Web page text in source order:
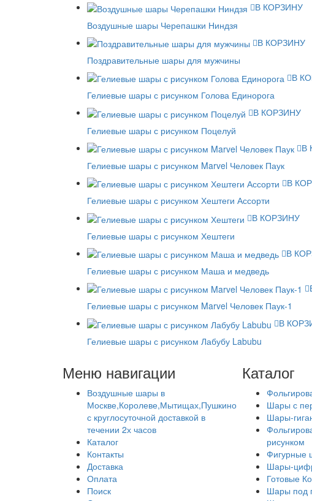
В КОРЗИНУ
Воздушные шары Черепашки Ниндзя
В КОРЗИНУ
Поздравительные шары для мужчины
В
Гелиевые шары с рисунком Голова Единорога
В КОРЗИНУ
Гелиевые шары с рисунком Поцелуй
В
Гелиевые шары с рисунком Marvel Человек Паук
В
Гелиевые шары с рисунком Хештеги Ассорти
В КОРЗИНУ
Гелиевые шары с рисунком Хештеги
В
Гелиевые шары с рисунком Маша и медведь
Гелиевые шары с рисунком Marvel Человек Паук-1
В
Гелиевые шары с рисунком Лабубу Labubu
Меню навигации
Воздушные шары в
Москве,Королеве,Мытищах,Пушкино
с круглосуточной доставкой в
течении 2х часов
Каталог
Контакты
Доставка
Оплата
Поиск
Каталог
Шары с
Шары-
рисунком
Фигурные
Шары-
Готовые
Шары под